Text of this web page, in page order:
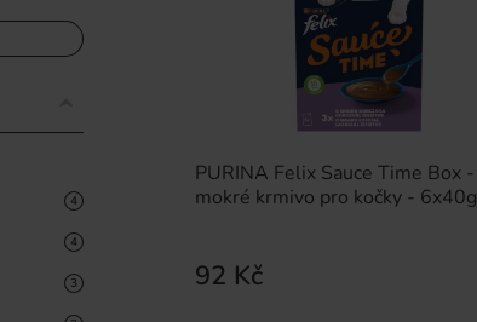
PURINA Felix Sauce Time Box -
mokré krmivo pro kočky - 6x40g
92 Kč
4
4
3